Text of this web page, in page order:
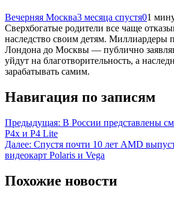
Вечерняя Москва3 месяца спустя01
Сверхбогатые родители все чаще
наследство своим детям.
Лондона до Москвы — публично
уйдут на благотворительность, а
зарабатывать самим.
Навигация по записям
Предыдущая: В России представлены
P4x и P4 Lite
Далее: Cпустя почти 10 лет AMD
видеокарт Polaris и Vega
Похожие новости